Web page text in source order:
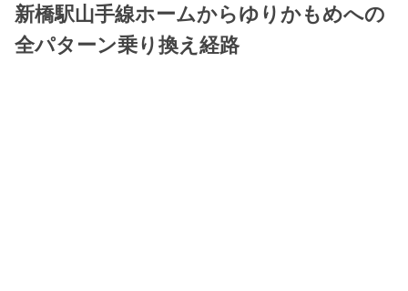
新橋駅山手線ホームからゆりかもめへの
全パターン乗り換え経路